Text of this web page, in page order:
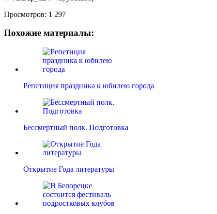
Просмотров: 1 297
Похожие материалы:
Репетиция праздника к юбилею города
Бессмертный полк. Подготовка
Открытие Года литературы